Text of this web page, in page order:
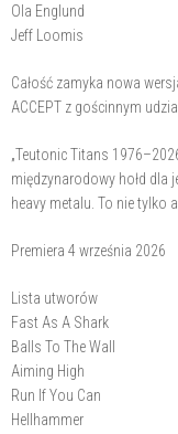
Ola Englund
Jeff Loomis
Całość zamyka nowa
ACCEPT z gościnnym
„Teutonic Titans
międzynarodowy hołd dla
heavy metalu. To nie tylko
Premiera 4 września 2026
Lista utworów
Fast As A Shark
Balls To The Wall
Aiming High
Run If You Can
Hellhammer